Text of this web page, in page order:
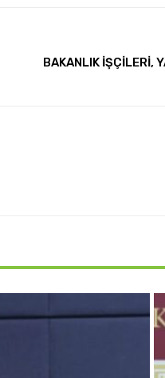
BAKANLIK İŞÇİLERİ,